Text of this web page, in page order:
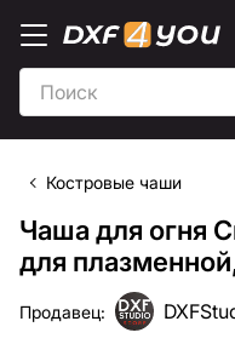
Костровые чаши
Чаша для огня
для
Продавец: